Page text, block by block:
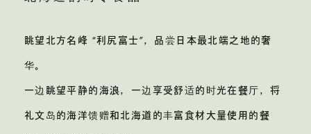
眺望北方名峰 “利尻富士”，品尝日本最北端之地的奢
华。
一边眺望平静的海浪，一边享受舒适的时光在餐厅，将
礼文岛的海洋馈赠和北海道的丰富食材 大量使用的餐